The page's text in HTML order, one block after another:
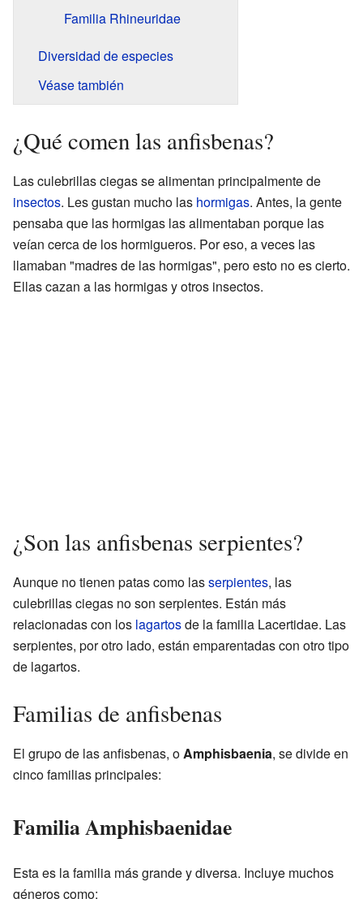
Familia Rhineuridae
Diversidad de especies
Véase también
¿Qué comen las anfisbenas?
Las culebrillas ciegas se alimentan principalmente de
insectos. Les gustan mucho las hormigas. Antes, la gente
pensaba que las hormigas las alimentaban porque las
veían cerca de los hormigueros. Por eso, a veces las
llamaban "madres de las hormigas", pero esto no es cierto.
Ellas cazan a las hormigas y otros insectos.
¿Son las anfisbenas serpientes?
Aunque no tienen patas como lasserpientes, las
culebrillas ciegas no son serpientes. Están más
relacionadas con los lagartosde la familia Lacertidae. Las
serpientes, por otro lado, están emparentadas con otro tipo
de lagartos.
Familias de anfisbenas
El grupo de las anfisbenas, oAmphisbaenia, se divide en
cinco familias principales:
Familia Amphisbaenidae
Esta es la familia más grande y diversa. Incluye muchos
géneros como: